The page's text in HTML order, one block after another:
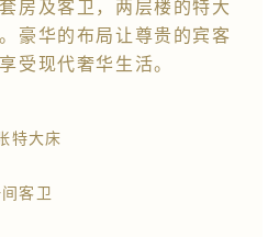
房及客卫，两层楼的特大
豪华的布局让尊贵的宾客
受现代奢华生活。
特大床
客卫